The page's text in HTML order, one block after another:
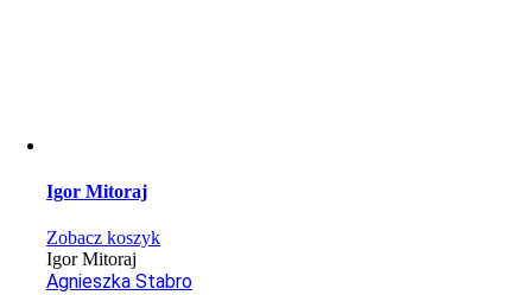
Igor Mitoraj
Zobacz koszyk
Igor Mitoraj
Agnieszka Stabro